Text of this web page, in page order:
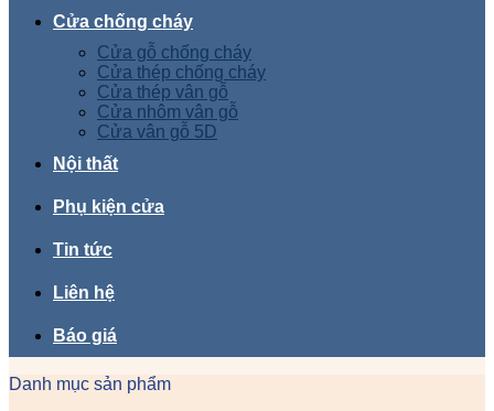
Cửa chống cháy
Cửa gỗ chống cháy
Cửa thép chống cháy
Cửa thép vân gỗ
Cửa nhôm vân gỗ
Cửa vân gỗ 5D
Nội thất
Phụ kiện cửa
Tin tức
Liên hệ
Báo giá
Danh mục sản phẩm